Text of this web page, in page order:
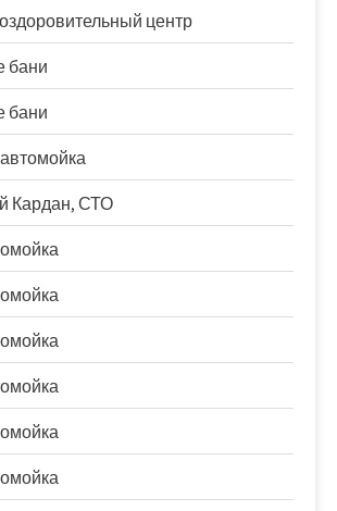
центр
бани
бани
Кардан, СТО